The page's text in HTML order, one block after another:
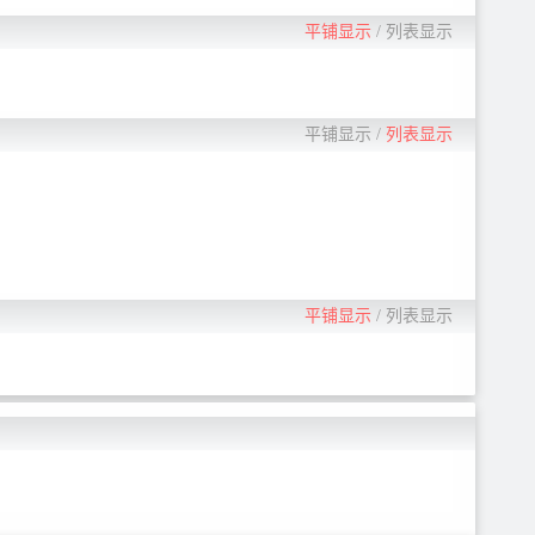
平铺显示/ 列表显示
平铺显示 / 列表显示
平铺显示/ 列表显示